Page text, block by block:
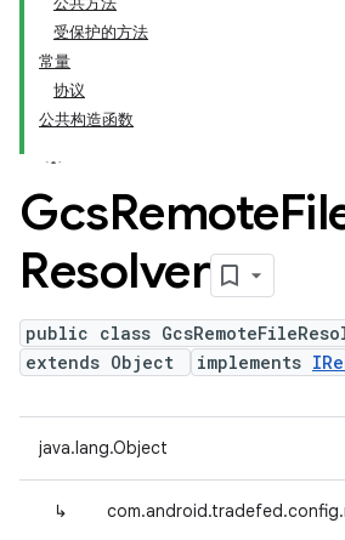
受保护的方法
常量
协议
公共构造函数
GcsRemote
Resolver
public class
extends Object
implements
java.lang.Object
↳